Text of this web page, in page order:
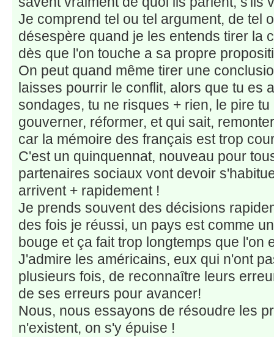
Je comprend tel ou tel argument, de tel
désespère quand je les entends tirer la
dès que l'on touche a sa propre
On peut quand même tirer une
laisses pourrir le conflit, alors que tu es
sondages, tu ne risques + rien, le pire
gouverner, réformer, et qui sait,
car la mémoire des français est trop
C'est un quinquennat, nouveau pour
partenaires sociaux vont devoir
arrivent + rapidement !
Je prends souvent des décisions
des fois je réussi, un pays est comme
bouge et ça fait trop longtemps que l'on
J'admire les américains, eux qui n'ont
plusieurs fois, de reconnaître leurs
de ses erreurs pour avancer!
Nous, nous essayons de résoudre les
n'existent, on s'y épuise !